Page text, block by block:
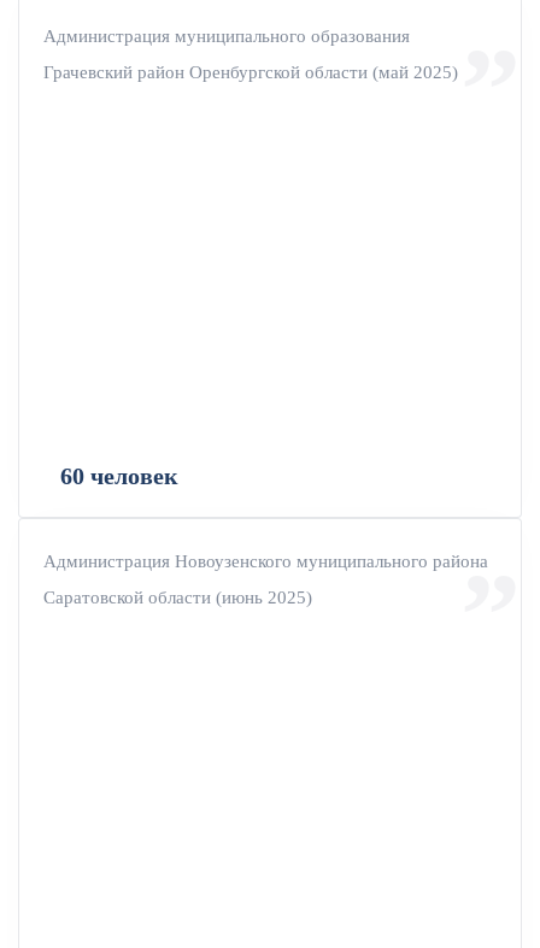
Администрация муниципального образования
Грачевский район Оренбургской области (май 2025)
60 человек
Администрация Новоузенского муниципального района
Саратовской области (июнь 2025)